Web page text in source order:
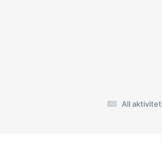
All aktivitet